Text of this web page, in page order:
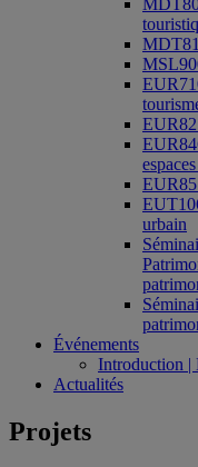
urbain
Événements
Introduction |
Actualités
Projets